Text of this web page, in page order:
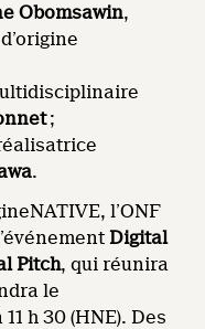
Obomsawin,
;
.
l’ONF
Digital
Pitch, qui réunira
le
h 30 (HNE). Des